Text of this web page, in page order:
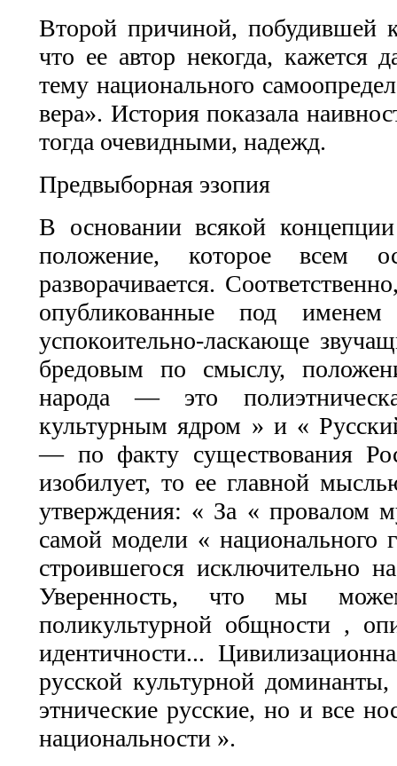
Второй причиной, побудившей
что ее автор некогда, кажется
тему национального
вера». История показала
тогда очевидными, надежд.
Предвыборная эзопия
В основании всякой
положение, которое всем
разворачивается.
опубликованные под
успокоительно-ласкающе
бредовым по смыслу,
народа — это
культурным ядром » и «
— по факту существования
изобилует, то ее главной
утверждения: « За « провалом
самой модели « национального
строившегося исключительно
Уверенность, что мы
поликультурной общности ,
идентичности...
русской культурной
этнические русские, но и все
национальности ».